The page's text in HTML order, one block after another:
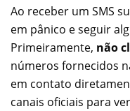
Ao receber um SMS
em pânico e seguir
Primeiramente, não
números fornecidos
em contato
canais oficiais para